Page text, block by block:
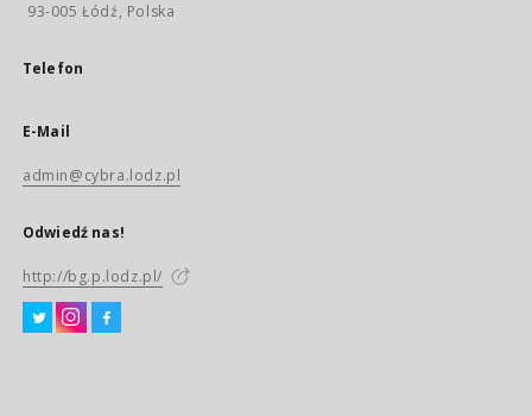
93-005 Łódź, Polska
Telefon
E-Mail
admin@cybra.lodz.pl
Odwiedź nas!
http://bg.p.lodz.pl/